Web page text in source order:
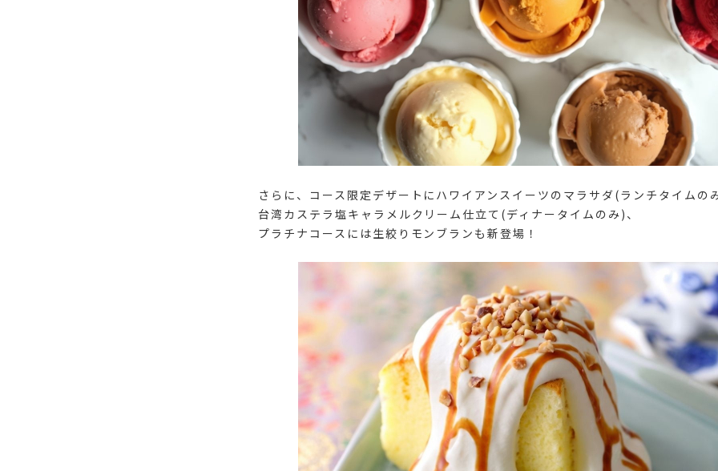
さらに、コース限定デザートにハワイアンスイーツのマラサダ(ランチタイムの
台湾カステラ塩キャラメルクリーム仕立て(ディナータイムのみ)、
プラチナコースには生絞りモンブランも新登場！